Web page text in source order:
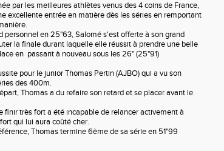
par les meilleures athlètes venus des 4 coins de France,
excellente entrée en matière dès les séries en remportant
personnel en 25"63, Salomé s'est offerte à son grand
la finale durant laquelle elle réussit à prendre une belle
en passant à nouveau sous les 26" (25"91)
pour le junior Thomas Pertin (AJBO) qui a vu son
des 400m.
Thomas a du refaire son retard et se placer avant le
finir très fort a été incapable de relancer activement à
qui lui aura coûté cher.
Thomas termine 6ème de sa série en 51"99